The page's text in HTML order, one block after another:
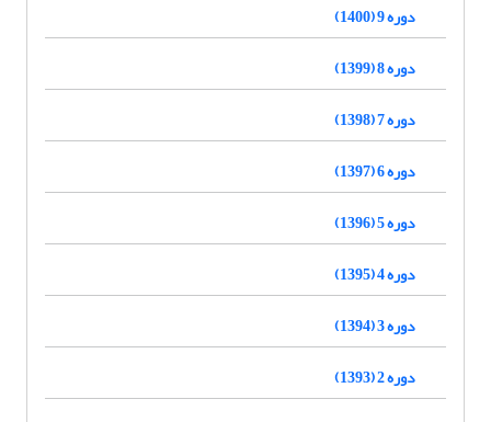
دوره 9 (1400)
دوره 8 (1399)
دوره 7 (1398)
دوره 6 (1397)
دوره 5 (1396)
دوره 4 (1395)
دوره 3 (1394)
دوره 2 (1393)